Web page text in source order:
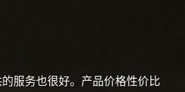
服务也很好。产品价格性价比